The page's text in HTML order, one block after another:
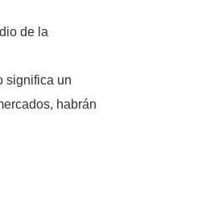
de la
significa un
habrán